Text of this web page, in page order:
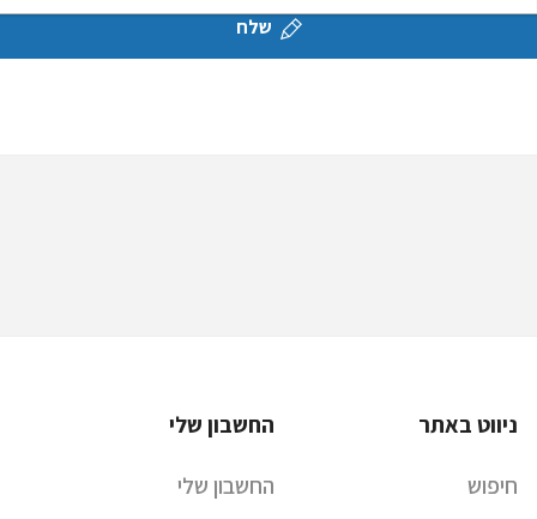
שלח
ניווט באתר
חיפוש
החשבון שלי
החשבון שלי